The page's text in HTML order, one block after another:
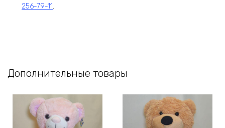
256-79-11.
Дополнительные товары